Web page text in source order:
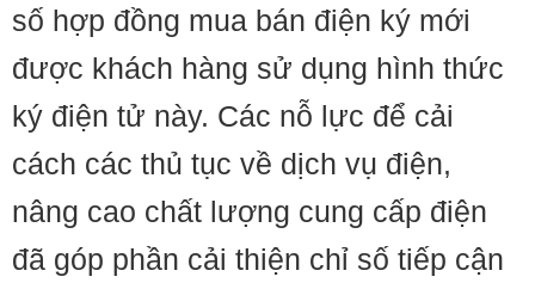
số hợp đồng mua bán điện ký mới
được khách hàng sử dụng hình thức
ký điện tử này. Các nỗ lực để cải
cách các thủ tục về dịch vụ điện,
nâng cao chất lượng cung cấp điện
đã góp phần cải thiện chỉ số tiếp cận